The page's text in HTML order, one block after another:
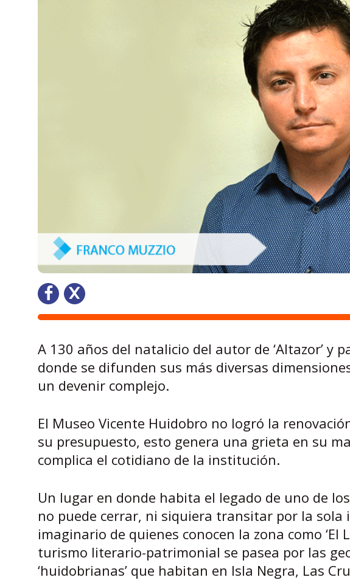
A 130 años del natalicio del autor de ‘Altazor’ y
donde se difunden sus más diversas
un devenir complejo.
El Museo Vicente Huidobro no logró la
su presupuesto, esto genera una grieta en su
complica el cotidiano de la institución.
Un lugar en donde habita el legado de uno de
no puede cerrar, ni siquiera transitar por la sola
imaginario de quienes conocen la zona como ‘El
turismo literario-patrimonial se pasea por las
‘huidobrianas’ que habitan en Isla Negra, Las